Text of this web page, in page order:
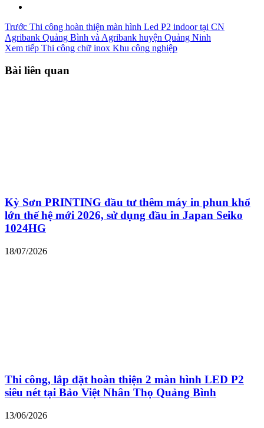
Trước Thi công hoàn thiện màn hình Led P2 indoor tại CN
Agribank Quảng Bình và Agribank huyện Quảng Ninh
Xem tiếp Thi công chữ inox Khu công nghiệp
Bài liên quan
Kỳ Sơn PRINTING đầu tư thêm máy in phun khổ
lớn thế hệ mới 2026, sử dụng đầu in Japan Seiko
1024HG
18/07/2026
Thi công, lắp đặt hoàn thiện 2 màn hình LED P2
siêu nét tại Bảo Việt Nhân Thọ Quảng Bình
13/06/2026